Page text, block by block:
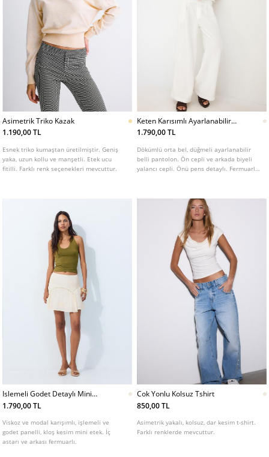
Asimetrik Triko Kazak
1.190,00 TL
Esnek triko kumaştan üretilmiştir. Geniş
yaka, uzun kollu ve manşetli. Etek ucu
fitilli. Farklı renk seçenekleri mevcuttur.
Keten Karısımlı Ayarlanabilir
Dugmeli Genis Paca Pantolon
1.790,00 TL
Dökümlü orta bel, düğmeli ayarlanabilir
belli pantolon. Ön cepli ve arkada biyeli
yalancı cepli. Önü pens detaylı. Fermuarlı,
Islemeli Godet Detaylı Mini
Etek
1.790,00 TL
Viskoz ve modal karışımlı, işlemeli ve
godet panelli, kloş kesim mini etek. İç
astarı ve arkası fermuarlı.
Cok Yonlu Kolsuz Tshirt
850,00 TL
Asimetrik yakalı, kolsuz, dar kesim t-shirt.
Farklı renklerde mevcuttur.